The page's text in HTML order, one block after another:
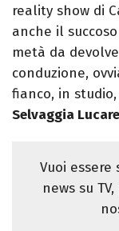
reality show di
anche il
metà da
conduzione,
fianco, in
Selvaggia
Vuoi
news su